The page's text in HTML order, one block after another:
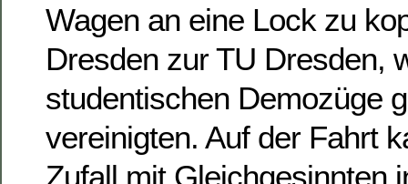
Wagen an eine Lock zu
Dresden zur TU Dresden,
studentischen Demozüge
vereinigten. Auf der Fahrt
Zufall mit Gleichgesinnten